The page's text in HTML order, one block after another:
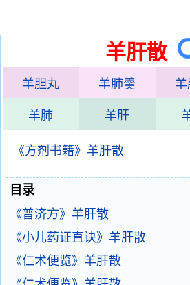
羊肝散
羊胆丸 羊肺羹
羊肺 羊肝
《方剂书籍》羊肝散
目录
《普济方》羊肝散
《小儿药证直诀》羊肝散
《仁术便览》羊肝散